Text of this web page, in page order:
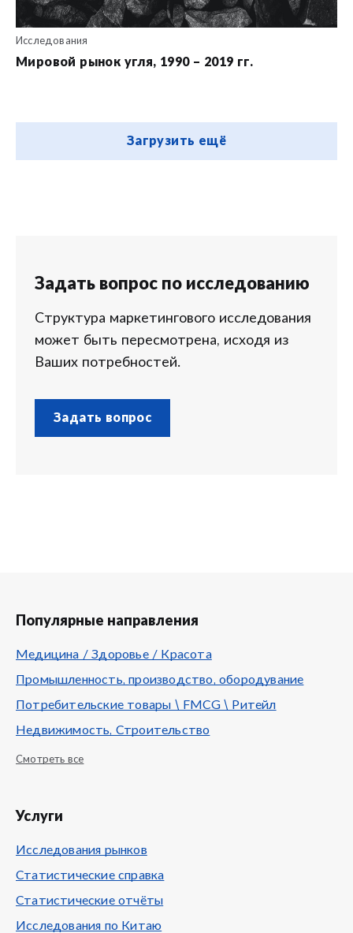
Исследования
Мировой рынок угля, 1990 – 2019 гг.
Загрузить ещё
Задать вопрос по исследованию
Структура маркетингового исследования
может быть пересмотрена, исходя из
Ваших потребностей.
Задать вопрос
Популярные направления
Медицина / Здоровье / Красота
Промышленность, производство, обородувание
Потребительские товары \ FMCG \ Ритейл
Недвижимость, Строительство
Смотреть все
Услуги
Исследования рынков
Статистические справка
Статистические отчёты
Исследования по Китаю